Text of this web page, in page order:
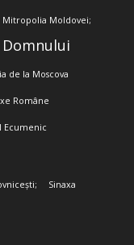
Mitropolia Moldovei;
de la Moscova
Române
Ecumenic
Sinaxa